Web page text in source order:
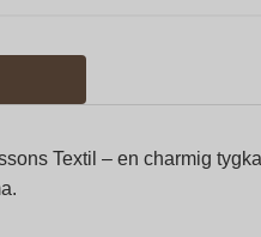
Textil – en charmig